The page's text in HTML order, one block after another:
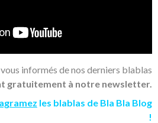
informés de nos derniers blablas
gratuitement à notre newsletter.
les blablas de Bla Bla Blog
!